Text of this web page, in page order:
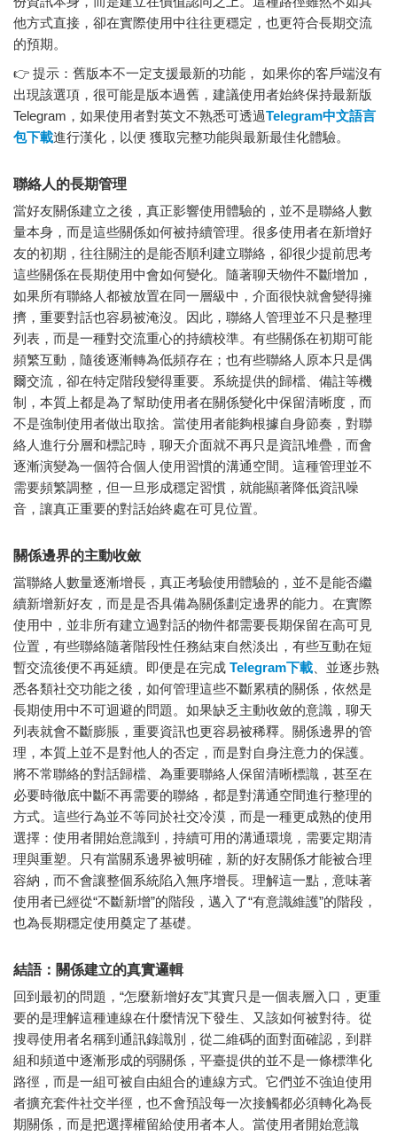
他方式直接，卻在實際使用中往往更穩定，也更符合長期交流
的預期。
👉 提示：舊版本不一定支援最新的功能， 如果你的客戶端沒有
出現該選項，很可能是版本過舊，建議使用者始終保持最新版
Telegram，如果使用者對英文不熟悉可透過Telegram中文語言
包下載進行漢化，以便 獲取完整功能與最新最佳化體驗。
聯絡人的長期管理
當好友關係建立之後，真正影響使用體驗的，並不是聯絡人數
量本身，而是這些關係如何被持續管理。很多使用者在新增好
友的初期，往往關注的是能否順利建立聯絡，卻很少提前思考
這些關係在長期使用中會如何變化。隨著聊天物件不斷增加，
如果所有聯絡人都被放置在同一層級中，介面很快就會變得擁
擠，重要對話也容易被淹沒。因此，聯絡人管理並不只是整理
列表，而是一種對交流重心的持續校準。有些關係在初期可能
頻繁互動，隨後逐漸轉為低頻存在；也有些聯絡人原本只是偶
爾交流，卻在特定階段變得重要。系統提供的歸檔、備註等機
制，本質上都是為了幫助使用者在關係變化中保留清晰度，而
不是強制使用者做出取捨。當使用者能夠根據自身節奏，對聯
絡人進行分層和標記時，聊天介面就不再只是資訊堆疊，而會
逐漸演變為一個符合個人使用習慣的溝通空間。這種管理並不
需要頻繁調整，但一旦形成穩定習慣，就能顯著降低資訊噪
音，讓真正重要的對話始終處在可見位置。
關係邊界的主動收斂
當聯絡人數量逐漸增長，真正考驗使用體驗的，並不是能否繼
續新增新好友，而是是否具備為關係劃定邊界的能力。在實際
使用中，並非所有建立過對話的物件都需要長期保留在高可見
位置，有些聯絡隨著階段性任務結束自然淡出，有些互動在短
暫交流後便不再延續。即便是在完成 Telegram下載 、並逐步熟
悉各類社交功能之後，如何管理這些不斷累積的關係，依然是
長期使用中不可迴避的問題。如果缺乏主動收斂的意識，聊天
列表就會不斷膨脹，重要資訊也更容易被稀釋。關係邊界的管
理，本質上並不是對他人的否定，而是對自身注意力的保護。
將不常聯絡的對話歸檔、為重要聯絡人保留清晰標識，甚至在
必要時徹底中斷不再需要的聯絡，都是對溝通空間進行整理的
方式。這些行為並不等同於社交冷漠，而是一種更成熟的使用
選擇：使用者開始意識到，持續可用的溝通環境，需要定期清
理與重塑。只有當關系邊界被明確，新的好友關係才能被合理
容納，而不會讓整個系統陷入無序增長。理解這一點，意味著
使用者已經從“不斷新增”的階段，邁入了“有意識維護”的階段，
也為長期穩定使用奠定了基礎。
結語：關係建立的真實邏輯
回到最初的問題，“怎麼新增好友”其實只是一個表層入口，更重
要的是理解這種連線在什麼情況下發生、又該如何被對待。從
搜尋使用者名稱到通訊錄識別，從二維碼的面對面確認，到群
組和頻道中逐漸形成的弱關係，平臺提供的並不是一條標準化
路徑，而是一組可被自由組合的連線方式。它們並不強迫使用
者擴充套件社交半徑，也不會預設每一次接觸都必須轉化為長
期關係，而是把選擇權留給使用者本人。當使用者開始意識